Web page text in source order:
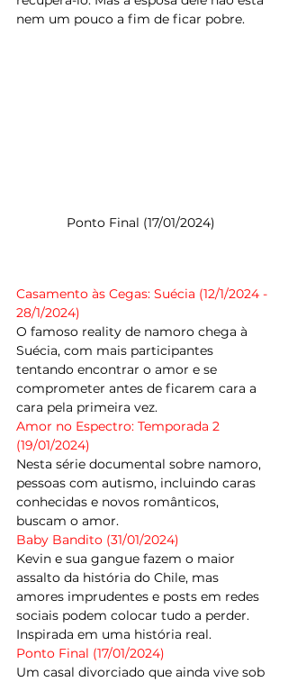
nem um pouco a fim de ficar pobre.
Ponto Final (17/01/2024)
Casamento às Cegas: Suécia (12/1/2024 -
28/1/2024)
O famoso reality de namoro chega à
Suécia, com mais participantes
tentando encontrar o amor e se
comprometer antes de ficarem cara a
cara pela primeira vez.
Amor no Espectro: Temporada 2
(19/01/2024)
Nesta série documental sobre namoro,
pessoas com autismo, incluindo caras
conhecidas e novos românticos,
buscam o amor.
Baby Bandito (31/01/2024)
Kevin e sua gangue fazem o maior
assalto da história do Chile, mas
amores imprudentes e posts em redes
sociais podem colocar tudo a perder.
Inspirada em uma história real.
Ponto Final (17/01/2024)
Um casal divorciado que ainda vive sob